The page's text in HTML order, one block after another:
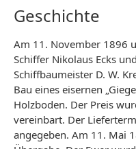
Geschichte
Am 11. November 1896
Schiffer Nikolaus Ecks
Schiffbaumeister D. W.
Bau eines eisernen
Holzboden. Der Preis
vereinbart. Der
angegeben. Am 11. Mai